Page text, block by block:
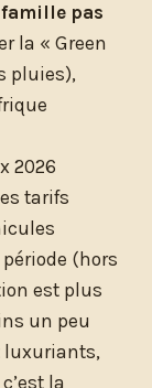
pas
la « Green
pluies),
2026
tarifs
(hors
est plus
un peu
luxuriants,
la